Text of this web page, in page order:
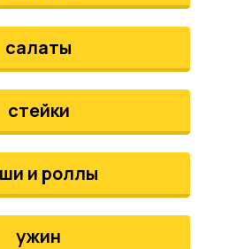
салаты
стейки
и роллы
ужин